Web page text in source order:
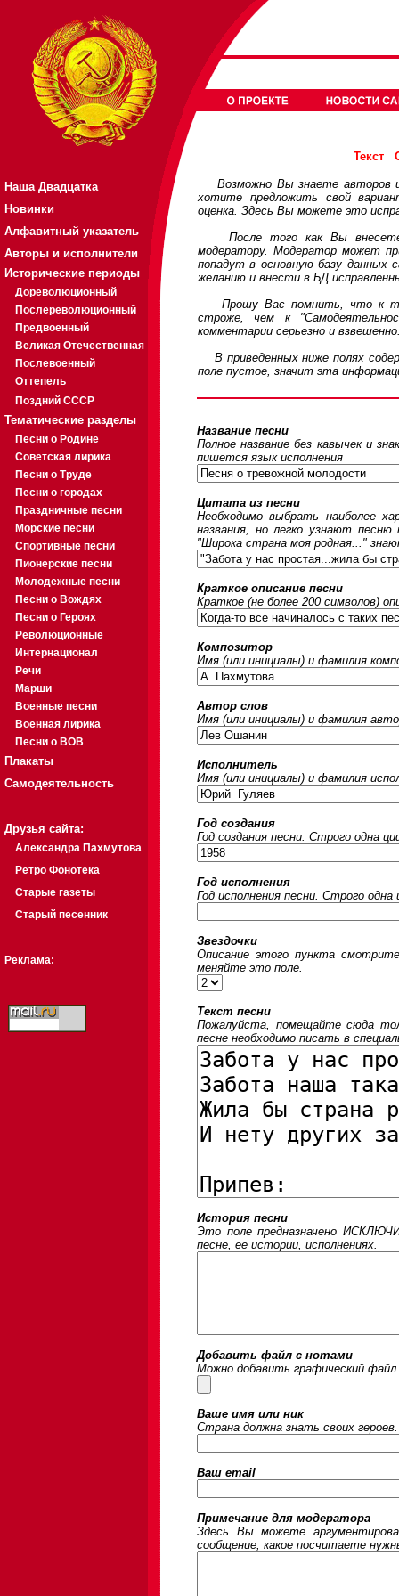
Наша Двадцатка
Новинки
Алфавитный указатель
Авторы и исполнители
Исторические периоды
Дореволюционный
Послереволюционный
Предвоенный
Великая Отечественная
Послевоенный
Оттепель
Поздний СССР
Тематические разделы
Песни о Родине
Советская лирика
Песни о Труде
Песни о городах
Праздничные песни
Морские песни
Спортивные песни
Пионерские песни
Молодежные песни
Песни о Вождях
Песни о Героях
Революционные
Интернационал
Речи
Марши
Военные песни
Военная лирика
Песни о ВОВ
Плакаты
Самодеятельность
Друзья сайта:
Александра Пахмутова
Ретро Фонотека
Старые газеты
Старый песенник
Реклама:
Текст
Возможно Вы знаете авторов
хотите предложить свой
оценка. Здесь Вы можете это
После того как Вы внесете
модератору. Модератор может
попадут в основную базу
желанию и внести в БД
Прошу Вас помнить, что к
строже, чем к
комментарии серьезно и
В приведенных ниже полях
поле пустое, значит эта
Название песни
Полное название без кавычек и
пишется язык исполнения
Цитата из песни
Необходимо выбрать наиболее
названия, но легко узнают
"Широка страна моя родная..."
Краткое описание песни
Краткое (не более 200 символов)
Композитор
Имя (или инициалы) и фамилия
Автор слов
Имя (или инициалы) и фамилия
Исполнитель
Имя (или инициалы) и фамилия
Год создания
Год создания песни. Строго одна
Год исполнения
Год исполнения песни. Строго
Звездочки
Описание этого пункта
меняйте это поле.
Текст песни
Пожалуйста, помещайте сюда
песне необходимо писать в
История песни
Это поле предназначено
песне, ее истории, исполнениях.
Добавить файл с нотами
Можно добавить графический
Ваше имя или ник
Страна должна знать своих
Ваш email
Примечание для модератора
Здесь Вы можете
сообщение, какое посчитаете